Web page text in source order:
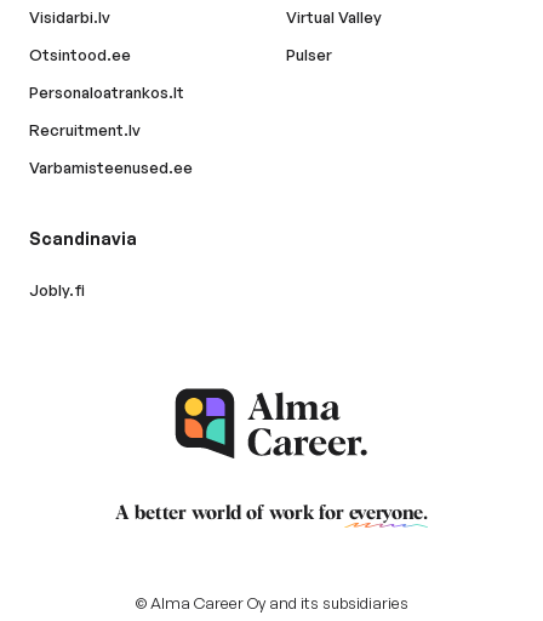
Visidarbi.lv
Otsintood.ee
Personaloatrankos.lt
Recruitment.lv
Varbamisteenused.ee
Virtual Valley
Pulser
Scandinavia
Jobly.fi
A better world of work for everyone.
© Alma Career Oy and its subsidiaries